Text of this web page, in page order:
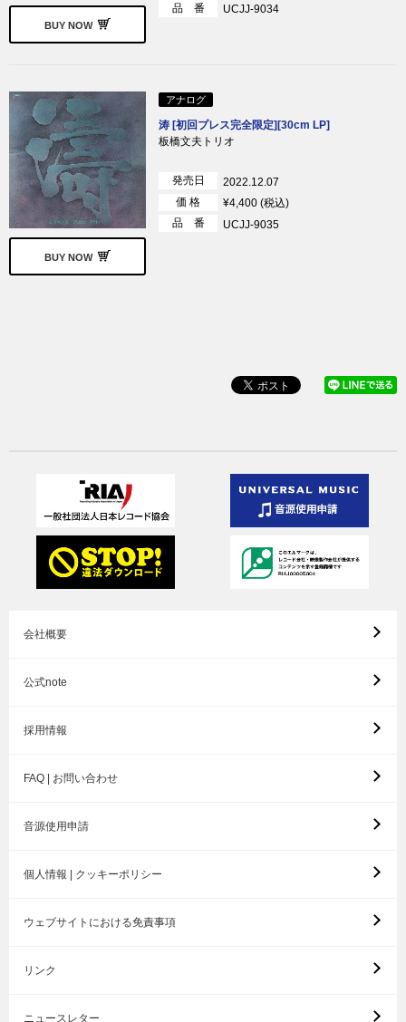
BUY NOW
品 番
UCJJ-9034
BUY NOW
アナログ
涛 [初回プレス完全限定][30cm LP]
板橋文夫トリオ
発売日
2022.12.07
価 格
¥4,400 (税込)
品 番
UCJJ-9035
会社概要
公式note
採用情報
FAQ | お問い合わせ
音源使用申請
個人情報 | クッキーポリシー
ウェブサイトにおける免責事項
リンク
ニュースレター